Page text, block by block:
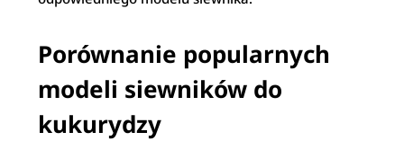
Porównanie popularnych
modeli siewników do
kukurydzy